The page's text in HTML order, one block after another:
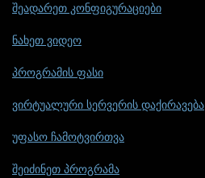
შეადარეთ კონფიგურაციები
ნახეთ ვიდეო
პროგრამის ფასი
ვირტუალური სერვერის დაქირავება
უფასო ჩამოტვირთვა
შეიძინეთ პროგრამა